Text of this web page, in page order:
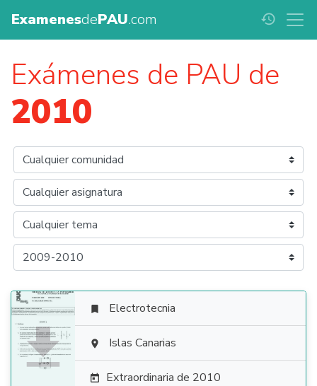
ExamenesdePAU.com history
Exámenes de PAU de
2010

 Electrotecnia
 Islas Canarias
 Extraordinaria de 2010